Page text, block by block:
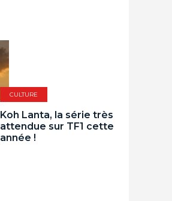
CULTURE
Koh Lanta, la série très
attendue sur TF1 cette
année !